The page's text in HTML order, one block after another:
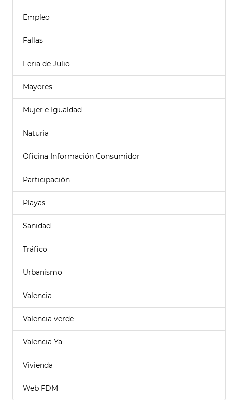
Empleo
Fallas
Feria de Julio
Mayores
Mujer e Igualdad
Naturia
Oficina Información Consumidor
Participación
Playas
Sanidad
Tráfico
Urbanismo
Valencia
Valencia verde
Valencia Ya
Vivienda
Web FDM